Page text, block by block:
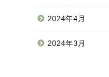
2024年4月
2024年3月